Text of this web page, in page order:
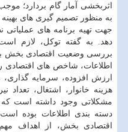
اثربخشی آمار گام بردارد؛
به منظور تصمیم گیری های
جهت تهیه برنامه های عملیاتی
دهد. به گفته توكل، لازم
بررسی وضعیت اقتصادی بخش
اطلاعات، شاخص های اقتصادی
مشكلاتی وجود داشته است
دسته بندی اطلاعات بوده
اقتصادی بخش، از اهداف